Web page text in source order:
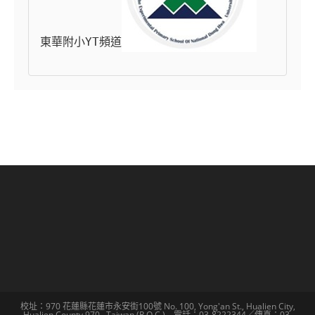
東華附小YT頻道
校址：970 花蓮縣花蓮市永安街100號 No. 100, Yong'an St., Hualien City,